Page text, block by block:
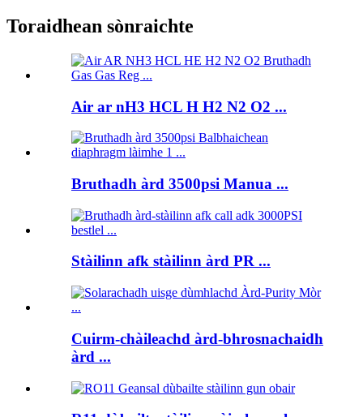
Toraidhean sònraichte
Air ar nH3 HCL H H2 N2 O2 ...
Bruthadh àrd 3500psi Manua ...
Stàilinn afk stàilinn àrd PR ...
Cuirm-chàileachd àrd-bhrosnachaidh
àrd ...